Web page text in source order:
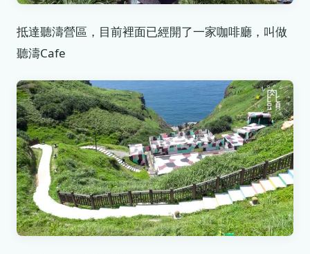
抵達聽濤營區，目前裡面已經開了一家咖啡廳，叫做
聽濤Cafe